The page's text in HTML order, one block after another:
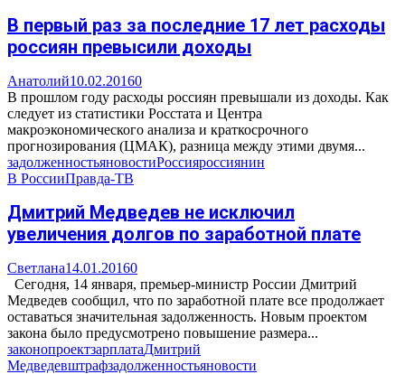
В первый раз за последние 17 лет расходы
россиян превысили доходы
Анатолий10.02.20160
В прошлом году расходы россиян превышали из доходы. Как
следует из статистики Росстата и Центра
макроэкономического анализа и краткосрочного
прогнозирования (ЦМАК), разница между этими двумя...
задолженностьяновостиРоссияроссиянин
В РоссииПравда-ТВ
Дмитрий Медведев не исключил
увеличения долгов по заработной плате
Светлана14.01.20160
Сегодня, 14 января, премьер-министр России Дмитрий
Медведев сообщил, что по заработной плате все продолжает
оставаться значительная задолженность. Новым проектом
закона было предусмотрено повышение размера...
законопроектзарплатаДмитрий
Медведевштрафзадолженностьяновости